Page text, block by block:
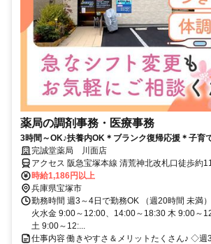
薬局の調剤事務・医療事務
3時間～OK♪扶養内OK＊ブランク復帰応援＊子育
完誠堂薬局 川面店
アクセス 阪急宝塚本線 清荒神北改札口徒歩約
塚出口2(阪急)徒歩約14分、阪急今津線 宝塚出
JR/阪急 宝塚駅よりバス6分、清荒神駅徒歩10分
時給1,186円以上
兵庫県宝塚市
勤務時間 週3～4日で勤務OK （週20時間 未満
火水金 9:00～12:00、14:00～18:30 木 9:00～
土 9:00～12:...
仕事内容 働きやすさ＆メリットたくさん♪ ◇